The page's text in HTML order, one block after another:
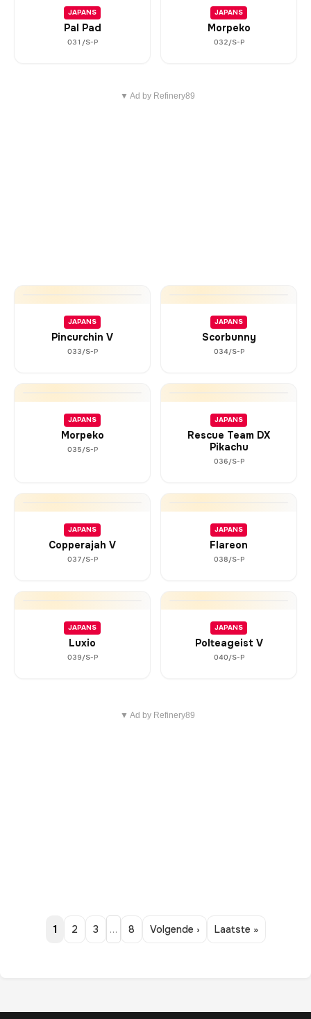
JAPANS
Pal Pad
031/S-P
JAPANS
Morpeko
032/S-P
▼ Ad by Refinery89
JAPANS
Pincurchin V
033/S-P
JAPANS
Scorbunny
034/S-P
JAPANS
Morpeko
035/S-P
JAPANS
Rescue Team DX
Pikachu
036/S-P
JAPANS
Copperajah V
037/S-P
JAPANS
Flareon
038/S-P
JAPANS
Luxio
039/S-P
JAPANS
Polteageist V
040/S-P
▼ Ad by Refinery89
1 2 3 … 8 Volgende › Laatste »